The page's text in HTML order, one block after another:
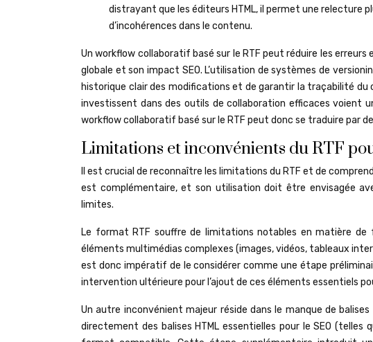
distrayant que les éditeurs HTML, il permet une relecture
d’incohérences dans le contenu.
Un workflow collaboratif basé sur le RTF peut réduire les
globale et son impact SEO. L’utilisation de systèmes de
historique clair des modifications et de garantir la traçabilité
investissent dans des outils de collaboration efficaces voient
workflow collaboratif basé sur le RTF peut donc se traduire par
Limitations et inconvénients du RTF
Il est crucial de reconnaître les limitations du RTF et de
est complémentaire, et son utilisation doit être envisagée
limites.
Le format RTF souffre de limitations notables en matière de
éléments multimédias complexes (images, vidéos, tableaux
est donc impératif de le considérer comme une étape
intervention ultérieure pour l’ajout de ces éléments essentiels
Un autre inconvénient majeur réside dans le manque de
directement des balises HTML essentielles pour le SEO (telles